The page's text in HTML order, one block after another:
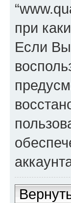
при
Если Вы